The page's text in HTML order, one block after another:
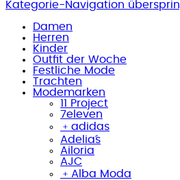
Kategorie-Navigation
Damen
Herren
Kinder
Outfit der Woche
Festliche Mode
Trachten
Modemarken
11 Project
7eleven
﹢ adidas
Adelia´s
Ailoria
AJC
﹢ Alba Moda